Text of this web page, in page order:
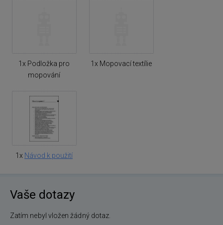
1x Podložka pro
mopování
1x Mopovací textílie
1x Návod k použití
Vaše dotazy
Zatím nebyl vložen žádný dotaz.